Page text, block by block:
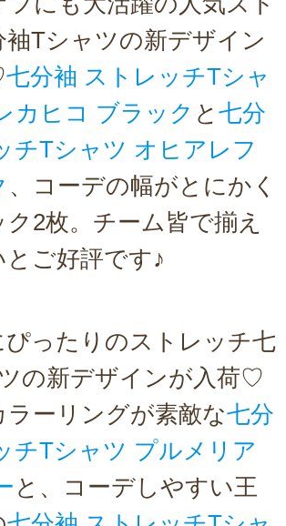
袖Tシャツの新デザイン
七分袖 ストレッチTシャ
カヒコ ブラック と 七分
チTシャツ オヒアレフ
、コーデの幅がとにかく
2枚。チーム皆で揃え
とご好評です♪
ぴったりのストレッチ七
の新デザインが入荷♡
ーリングが素敵な七分
チTシャツ プルメリア
と、コーデしやすい王